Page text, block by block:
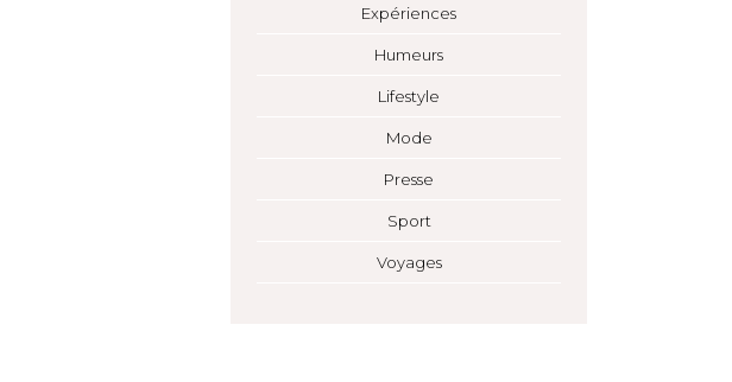
Expériences
Humeurs
Lifestyle
Mode
Presse
Sport
Voyages